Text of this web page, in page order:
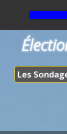
Les